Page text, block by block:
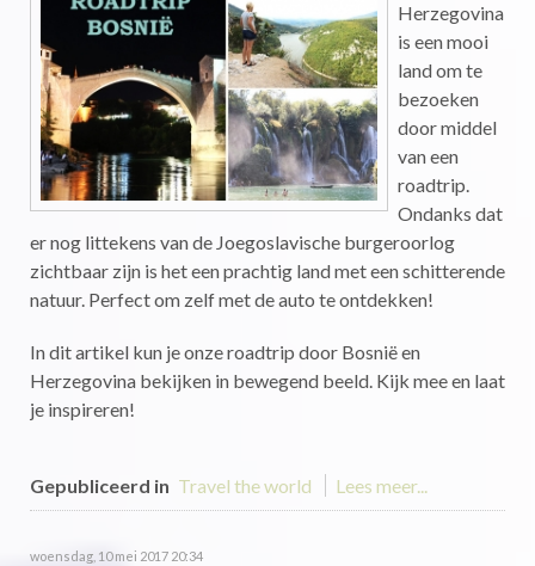
Herzegovina
is een mooi
land om te
bezoeken
door middel
van een
roadtrip.
Ondanks dat
er nog littekens van de Joegoslavische burgeroorlog
zichtbaar zijn is het een prachtig land met een schitterende
natuur. Perfect om zelf met de auto te ontdekken!
In dit artikel kun je onze roadtrip door Bosnië en
Herzegovina bekijken in bewegend beeld. Kijk mee en laat
je inspireren!
Gepubliceerd in Travel the world Lees meer...
woensdag, 10 mei 2017 20:34